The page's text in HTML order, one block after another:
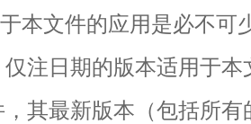
文件的应用是必不可
注日期的版本适用于本
其最新版本（包括所有